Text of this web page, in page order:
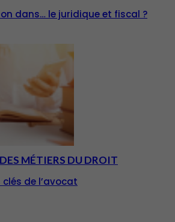
dans… le juridique et fiscal ?
MÉTIERS DU DROIT
de l’avocat